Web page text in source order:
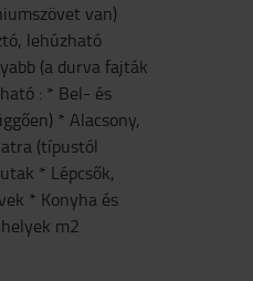
van)
lehúzható
(a durva fajták
: * Bel- és
* Alacsony,
(típustól
* Lépcsők,
* Konyha és
m2